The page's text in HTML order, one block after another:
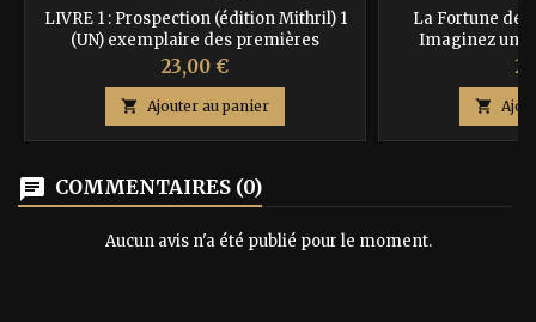
LIVRE 1 : Prospection (édition Mithril) 1
(UN) exemplaire des premières
aventures de Gurdil dont vous êtes le
héros, sur papier de qualité, cousu, avec
couverture au lettrage doré. Vous
recevrez en + selon disponibilités des
marques pages qui vous sauveront la vie,
spéciaux… ISBN : 9791092700114 ISBN :
9782917730065...
Prix
23,00 €
 Ajouter au panier
La Fortune de
Imaginez un
changement.
en quelques
l'écosystème
Que pourrait-on
pareille ?

chat COMMENTAIRES (0)
Aucun avis n'a été publié pour le moment.